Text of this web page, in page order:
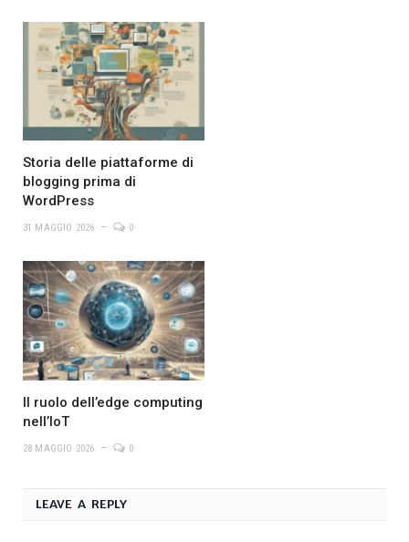
Storia delle piattaforme di
blogging prima di
WordPress
31 MAGGIO 2026 0
Il ruolo dell’edge computing
nell’IoT
28 MAGGIO 2026 0
LEAVE A REPLY